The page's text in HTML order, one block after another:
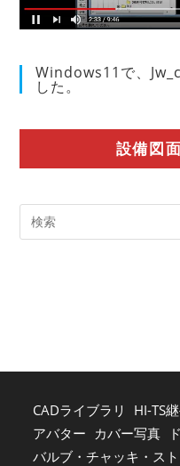
Windows11で、
した。
設備図
CADライブラリ HI-TS
アバター カバー写真
バルブ・チャッキ・ス